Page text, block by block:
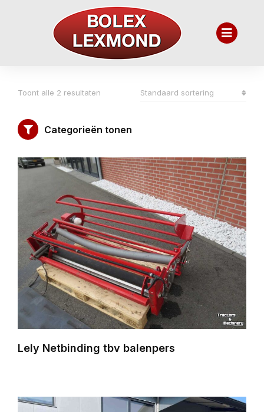
Toont alle 2 resultaten
Categorieën tonen
Lely Netbinding tbv balenpers